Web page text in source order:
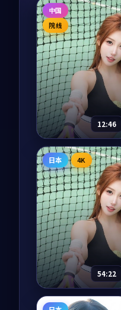
中国
院线
12:46
我们的丝绸之路
纪录片 2025
主演：任达华、陈坤
从长安到撒马尔罕、
从骆驼到中欧班列，
十二集纪录片把两千
年的丝绸之路重新走
了一遍。每一集都从
一件文物开始，回到
正在重新连接的当
下。
69,239 9.0 剧情
日本 4K
54:22
银河奇旅